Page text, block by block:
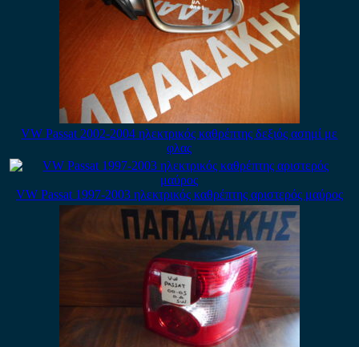
VW Passat 2002-2004 ηλεκτρικός καθρέπτης δεξιός ασημί με
φλας
VW Passat 1997-2003 ηλεκτρικός καθρέπτης αριστερός μαύρος